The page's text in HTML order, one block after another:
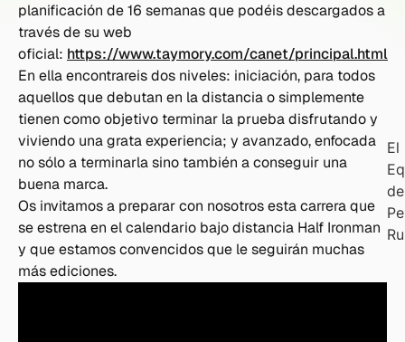
planificación de 16 semanas que podéis descargados a
través de su web
oficial: https://www.taymory.com/canet/principal.html
En ella encontrareis dos niveles: iniciación, para todos
aquellos que debutan en la distancia o simplemente
tienen como objetivo terminar la prueba disfrutando y
viviendo una grata experiencia; y avanzado, enfocada
no sólo a terminarla sino también a conseguir una
buena marca.
Os invitamos a preparar con nosotros esta carrera que
se estrena en el calendario bajo distancia Half Ironman
y que estamos convencidos que le seguirán muchas
más ediciones.
El
de